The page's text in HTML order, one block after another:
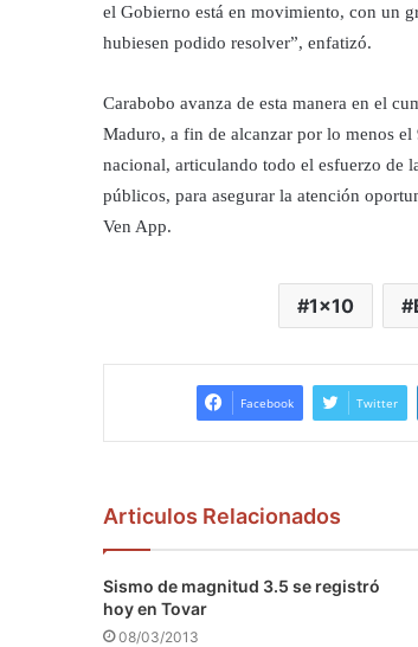
el Gobierno está en movimiento, con un
hubiesen podido resolver”, enfatizó.
Carabobo avanza de esta manera en el
Maduro, a fin de alcanzar por lo menos
nacional, articulando todo el esfuerzo de
públicos, para asegurar la atención
Ven App.
1x10
Facebook Twitter
Articulos Relacionados
Sismo de magnitud 3.5 se registró
hoy en Tovar
08/03/2013